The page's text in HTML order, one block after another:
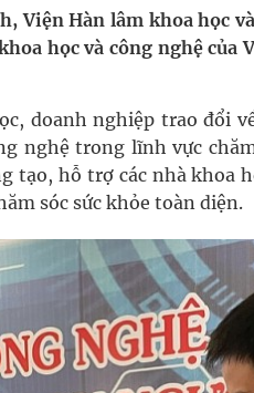
quốc
trưởng mới của Việt Nam
khám sàng lọc cho người dân
cực hiệu quả
Viện Hàn lâm khoa học
học và công nghệ của
doanh nghiệp trao đổi
nghệ trong lĩnh vực
tạo, hỗ trợ các nhà khoa
sóc sức khỏe toàn diện.